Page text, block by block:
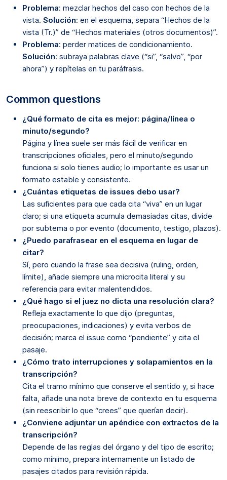
Problema: mezclar hechos del caso con hechos de la
vista. Solución: en el esquema, separa “Hechos de la
vista (Tr.)” de “Hechos materiales (otros documentos)”.
Problema: perder matices de condicionamiento.
Solución: subraya palabras clave (“si”, “salvo”, “por
ahora”) y repítelas en tu paráfrasis.
Common questions
¿Qué formato de cita es mejor: página/línea o
minuto/segundo?
Página y línea suele ser más fácil de verificar en
transcripciones oficiales, pero el minuto/segundo
funciona si solo tienes audio; lo importante es usar un
formato estable y consistente.
¿Cuántas etiquetas de issues debo usar?
Las suficientes para que cada cita “viva” en un lugar
claro; si una etiqueta acumula demasiadas citas, divide
por subtema o por evento (documento, testigo, plazos).
¿Puedo parafrasear en el esquema en lugar de
citar?
Sí, pero cuando la frase sea decisiva (ruling, orden,
límite), añade siempre una microcita literal y su
referencia para evitar malentendidos.
¿Qué hago si el juez no dicta una resolución clara?
Refleja exactamente lo que dijo (preguntas,
preocupaciones, indicaciones) y evita verbos de
decisión; marca el issue como “pendiente” y cita el
pasaje.
¿Cómo trato interrupciones y solapamientos en la
transcripción?
Cita el tramo mínimo que conserve el sentido y, si hace
falta, añade una nota breve de contexto en tu esquema
(sin reescribir lo que “crees” que querían decir).
¿Conviene adjuntar un apéndice con extractos de la
transcripción?
Depende de las reglas del órgano y del tipo de escrito;
como mínimo, prepara internamente un listado de
pasajes citados para revisión rápida.